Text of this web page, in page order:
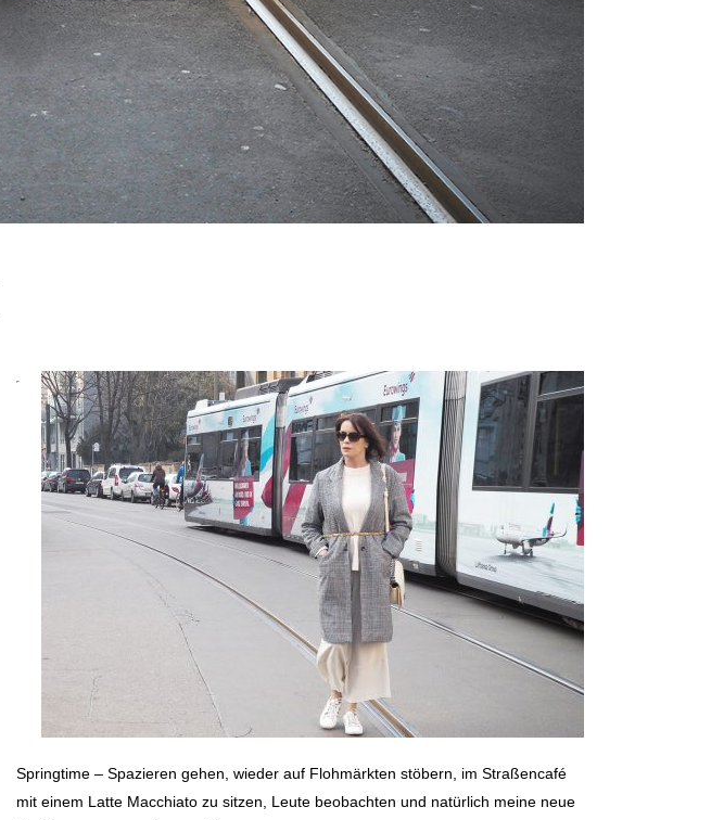
Springtime – Spazieren gehen, wieder auf Flohmärkten stöbern, im Straßencafé
mit einem Latte Macchiato zu sitzen, Leute beobachten und natürlich meine neue